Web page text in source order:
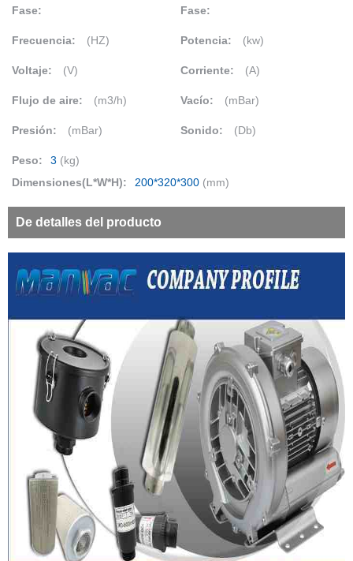
Fase: Fase:
Frecuencia: (HZ) Potencia: (kw)
Voltaje: (V) Corriente: (A)
Flujo de aire: (m3/h) Vacío: (mBar)
Presión: (mBar) Sonido: (Db)
Peso: 3 (kg)
Dimensiones(L*W*H):
200*320*300 (mm)
De detalles del producto